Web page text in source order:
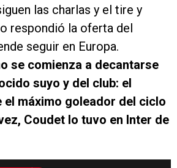
las charlas y el tire y
respondió la oferta del
seguir en Europa.
se comienza a decantarse
suyo y del club: el
el máximo goleador del ciclo
Coudet lo tuvo en Inter de